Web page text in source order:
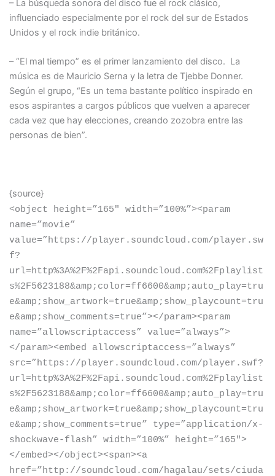
– La búsqueda sonora del disco fue el rock clásico,
influenciado especialmente por el rock del sur de Estados
Unidos y el rock indie británico.
– “El mal tiempo” es el primer lanzamiento del disco. La
música es de Mauricio Serna y la letra de Tjebbe Donner.
Según el grupo, “Es un tema bastante político inspirado en
esos aspirantes a cargos públicos que vuelven a aparecer
cada vez que hay elecciones, creando zozobra entre las
personas de bien”.
{source}
<object height=”165″ width=”100%”><param
name=”movie”
value=”https://player.soundcloud.com/player.sw
f?
url=http%3A%2F%2Fapi.soundcloud.com%2Fplaylist
s%2F5623188&amp;color=ff6600&amp;auto_play=tru
e&amp;show_artwork=true&amp;show_playcount=tru
e&amp;show_comments=true”></param><param
name=”allowscriptaccess” value=”always”>
</param><embed allowscriptaccess=”always”
src=”https://player.soundcloud.com/player.swf?
url=http%3A%2F%2Fapi.soundcloud.com%2Fplaylist
s%2F5623188&amp;color=ff6600&amp;auto_play=tru
e&amp;show_artwork=true&amp;show_playcount=tru
e&amp;show_comments=true” type=”application/x-
shockwave-flash” width=”100%” height=”165″>
</embed></object><span><a
href=”http://soundcloud.com/hagalau/sets/ciuda